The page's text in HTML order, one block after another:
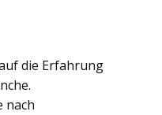
die Erfahrung
nach